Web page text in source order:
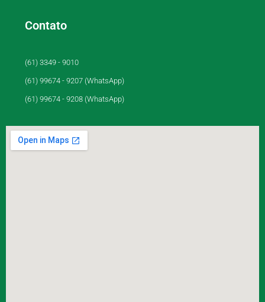
Contato
(61) 3349 - 9010
(61) 99674 - 9207 (WhatsApp)
(61) 99674 - 9208 (WhatsApp)